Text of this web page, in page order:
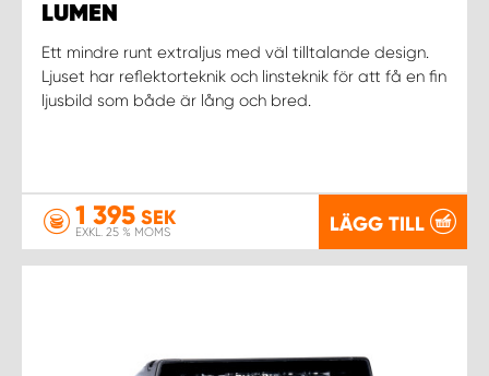
LUMEN
Ett mindre runt extraljus med väl tilltalande design.
Ljuset har reflektorteknik och linsteknik för att få en fin
ljusbild som både är lång och bred.
1 395 SEK
EXKL. 25 % MOMS LÄGG TILL